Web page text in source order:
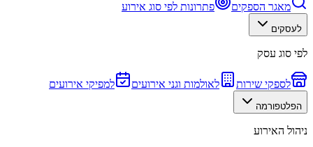
מאגר הספקים פתרונות לפי סוג אירוע
לעסקים
לפי סוג עסק
לספקי שירות לאולמות וגני אירועים למפיקי אירועים
הפלטפורמה
ניהול האירוע